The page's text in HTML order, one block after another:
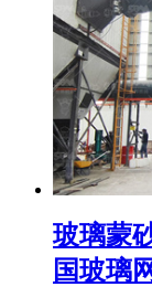
玻璃蒙
国玻璃